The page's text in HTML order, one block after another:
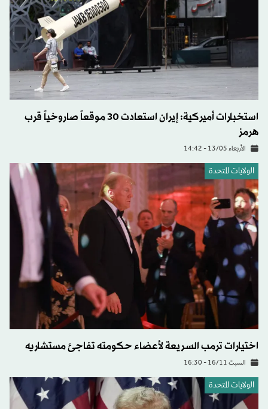
استخبارات أميركية: إيران استعادت 30 موقعاً صاروخياً قرب
هرمز
الأربعاء 13/05 - 14:42
الولايات المتحدة​
اختيارات ترمب السريعة لأعضاء حكومته تفاجئ مستشاريه
السبت 16/11 - 16:30
الولايات المتحدة​